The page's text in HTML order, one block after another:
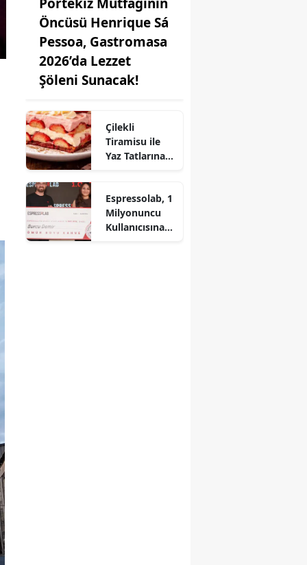
Öncüsü Henrique Sá
Pessoa, Gastromasa
2026’da Lezzet
Şöleni Sunacak!
Çilekli
Tiramisu ile
Yaz Tatlarına
Espressolab, 1
Milyonuncu
Kullanıcısına